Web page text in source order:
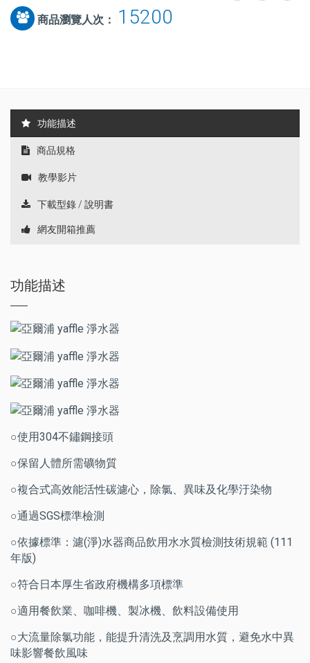
商品瀏覽人次： 15200
功能描述
商品規格
教學影片
下載型錄 / 說明書
網友開箱推薦
功能描述
○使用304不鏽鋼接頭
○保留人體所需礦物質
○複合式高效能活性碳濾心，除氯、異味及化學汙染物
○通過SGS標準檢測
○依據標準：濾(淨)水器商品飲用水水質檢測技術規範 (111
年版)
○符合日本厚生省政府機構多項標準
○適用餐飲業、咖啡機、製冰機、飲料設備使用
○大流量除氯功能，能提升清洗及烹調用水質，避免水中異
味影響餐飲風味